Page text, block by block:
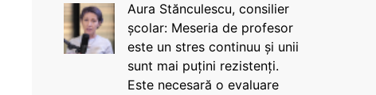
Aura Stănculescu, consilier
școlar: Meseria de profesor
este un stres continuu și unii
sunt mai puțini rezistenți.
Este necesară o evaluare